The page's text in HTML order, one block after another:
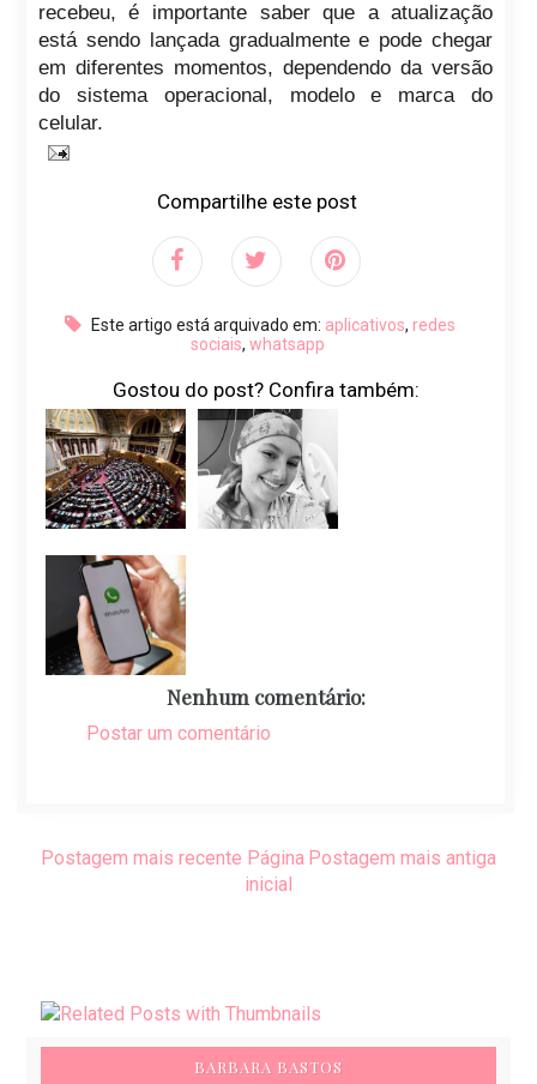
recebeu, é importante saber que a atualização
está sendo lançada gradualmente e pode chegar
em diferentes momentos, dependendo da versão
do sistema operacional, modelo e marca do
celular.
Compartilhe este post
Este artigo está arquivado em: aplicativos, redes
sociais, whatsapp
Gostou do post? Confira também:
Nenhum comentário:
Postar um comentário
Postagem mais recente Postagem mais antiga
Página
inicial
BARBARA BASTOS